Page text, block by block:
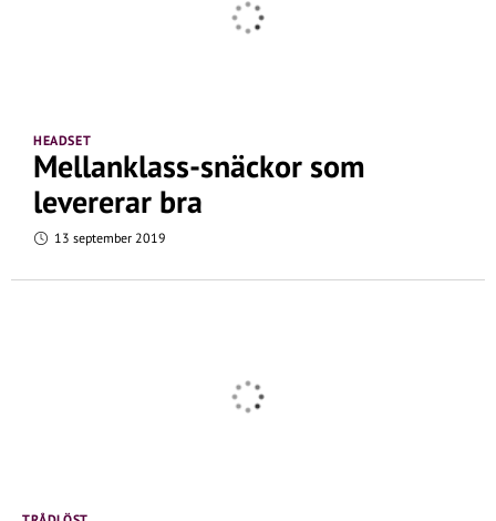
HEADSET
Mellanklass-snäckor som
levererar bra
13 september 2019